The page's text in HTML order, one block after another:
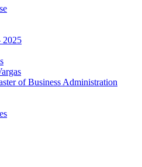
2025
of Business Administration